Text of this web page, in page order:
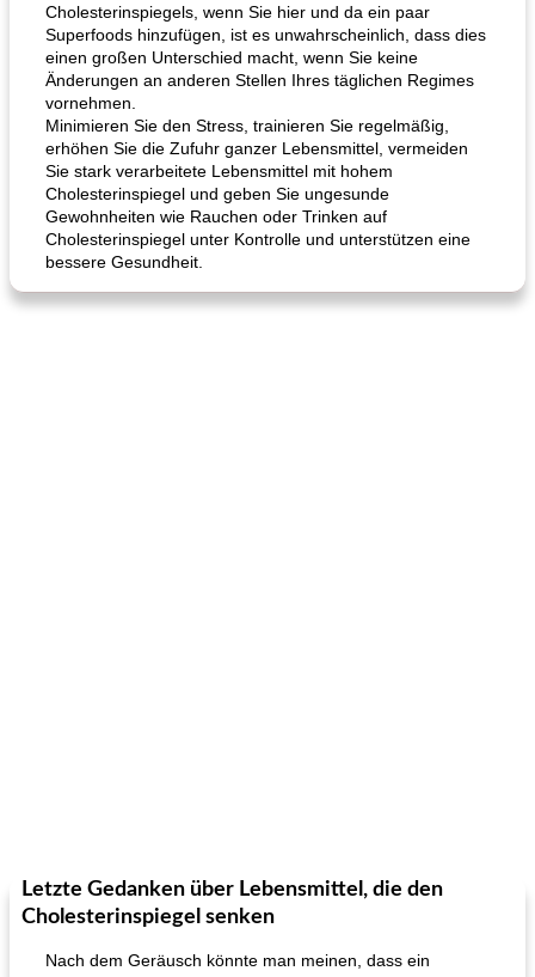
Cholesterinspiegels, wenn Sie hier und da ein paar
Superfoods hinzufügen, ist es unwahrscheinlich, dass dies
einen großen Unterschied macht, wenn Sie keine
Änderungen an anderen Stellen Ihres täglichen Regimes
vornehmen.
Minimieren Sie den Stress, trainieren Sie regelmäßig,
erhöhen Sie die Zufuhr ganzer Lebensmittel, vermeiden
Sie stark verarbeitete Lebensmittel mit hohem
Cholesterinspiegel und geben Sie ungesunde
Gewohnheiten wie Rauchen oder Trinken auf
Cholesterinspiegel unter Kontrolle und unterstützen eine
bessere Gesundheit.
Letzte Gedanken über Lebensmittel, die den
Cholesterinspiegel senken
Nach dem Geräusch könnte man meinen, dass ein